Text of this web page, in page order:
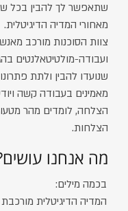
שתאפשר לך להבין בכל
מאחורי המדיה הדיגיטלית.
צוות הסוכנות מורכב
ועבודה-מולטיטאלנטים
שנועדו להבין ולתת
מאמינים בעבודה קשה
הצלחה, לומדים מהר
הצלחות.
מה אנחנו
בכמה מילים: